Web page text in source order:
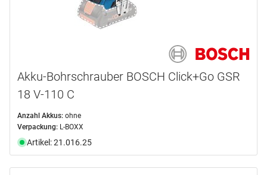
Akku-Bohrschrauber BOSCH Click+Go GSR
18 V-110 C
Anzahl Akkus: ohne
Verpackung: L-BOXX
Artikel: 21.016.25